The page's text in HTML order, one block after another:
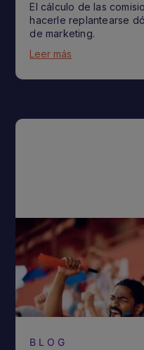
El cálculo de las
hacerle replantearse
de marketing.
Leer más
BLOG